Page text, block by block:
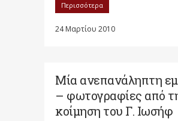
Περισσότερα
24 Μαρτίου 2010
Μία ανεπανάληπτη
– φωτογραφίες από
κοίμηση του Γ. Ιωσήφ